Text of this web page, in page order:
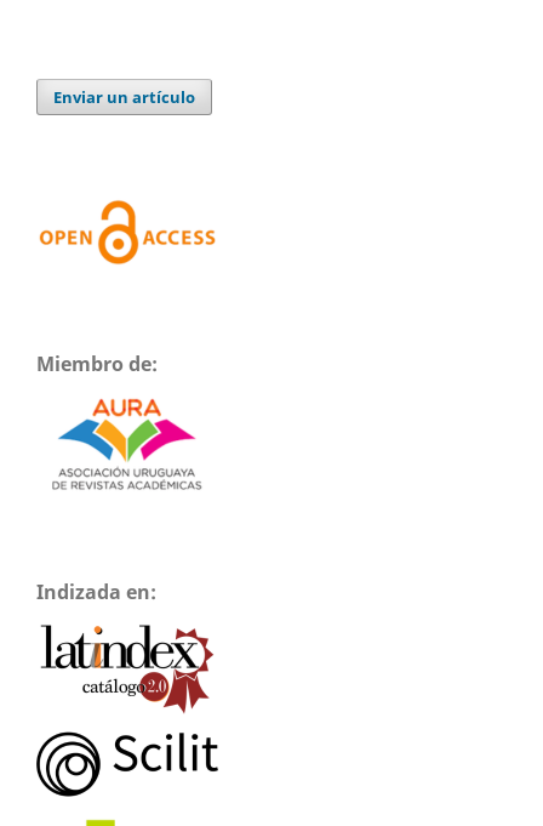
Enviar un artículo
Miembro de:
Indizada en: